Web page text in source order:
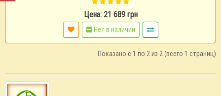
Цена: 21 689 грн
Нет в наличии
Показано с 1 по 2 из 2 (всего 1 страниц)